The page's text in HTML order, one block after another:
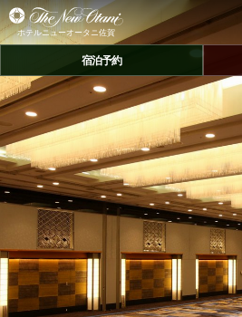
ホテルニューオータニ佐賀
宿泊予約